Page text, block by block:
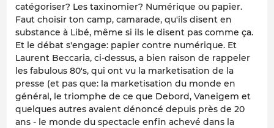
catégoriser? Les taxinomier? Numérique ou papier.
Faut choisir ton camp, camarade, qu'ils disent en
substance à Libé, même si ils le disent pas comme ça.
Et le débat s'engage: papier contre numérique. Et
Laurent Beccaria, ci-dessus, a bien raison de rappeler
les fabulous 80's, qui ont vu la marketisation de la
presse (et pas que: la marketisation du monde en
général, le triomphe de ce que Debord, Vaneigem et
quelques autres avaient dénoncé depuis près de 20
ans - le monde du spectacle enfin achevé dans la